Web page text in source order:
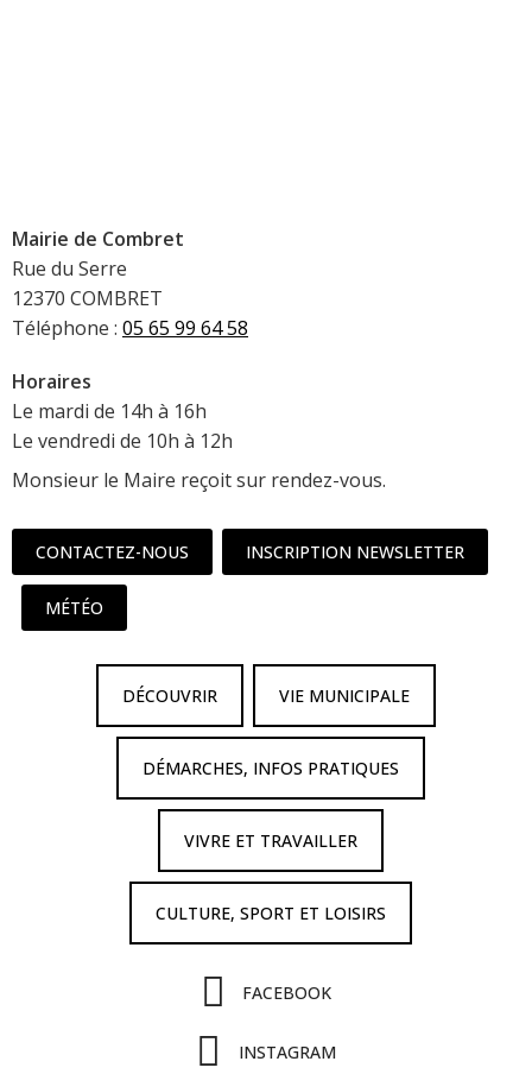
Mairie de Combret
Rue du Serre
12370 COMBRET
Téléphone : 05 65 99 64 58
Horaires
Le mardi de 14h à 16h
Le vendredi de 10h à 12h
Monsieur le Maire reçoit sur rendez-vous.
CONTACTEZ-NOUS INSCRIPTION NEWSLETTER
MÉTÉO
DÉCOUVRIR VIE MUNICIPALE
DÉMARCHES, INFOS PRATIQUES
VIVRE ET TRAVAILLER
CULTURE, SPORT ET LOISIRS
FACEBOOK
INSTAGRAM